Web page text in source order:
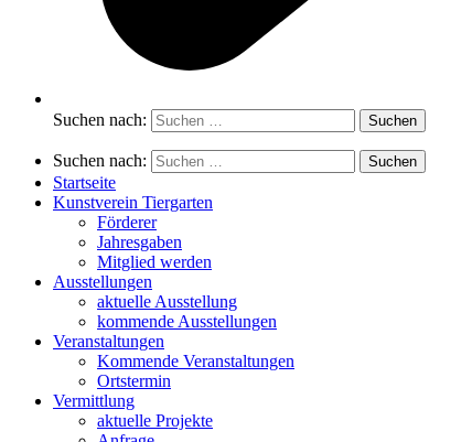
Suchen nach:
Suchen nach:
Startseite
Kunstverein Tiergarten
Förderer
Jahresgaben
Mitglied werden
Ausstellungen
aktuelle Ausstellung
kommende Ausstellungen
Veranstaltungen
Kommende Veranstaltungen
Ortstermin
Vermittlung
aktuelle Projekte